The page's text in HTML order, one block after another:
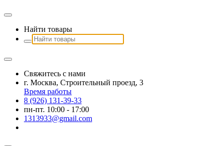
Найти товары
Свяжитесь с нами
г. Москва, Строительный проезд, 3
Время работы
8 (926) 131-39-33
пн-пт. 10:00 - 17:00
1313933@gmail.com